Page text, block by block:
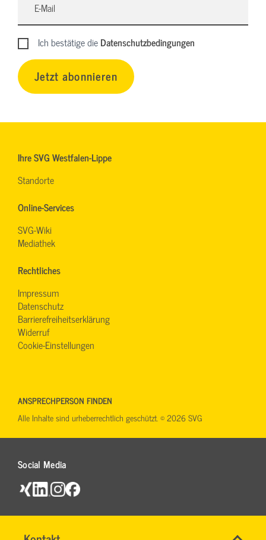
Name*
Ich bestätige dieDatenschutzbedingungen
Jetzt abonnieren
Ihre SVG Westfalen-Lippe
Standorte
Online-Services
SVG-Wiki
Mediathek
Rechtliches
Impressum
Datenschutz
Barrierefreiheitserklärung
Widerruf
Cookie-Einstellungen
Social Media
ANSPRECHPERSON FINDEN
Alle Inhalte sind urheberrechtlich geschützt. © 2026 SVG